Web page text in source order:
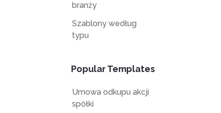
branży
Szablony według
typu
Popular Templates
Umowa odkupu akcji
spółki